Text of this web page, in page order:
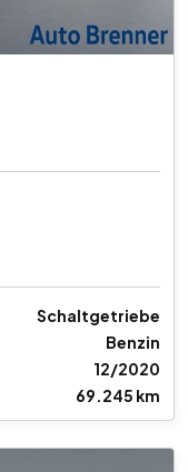
Schaltgetriebe
Benzin
12/2020
69.245 km